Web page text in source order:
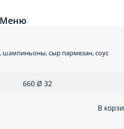
Меню
шампиньоны, сыр пармезан, соус
660 Ø 32
В